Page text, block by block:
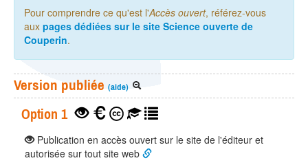
Pour comprendre ce qu'est l'Accès ouvert, référez-vous
aux pages dédiées sur le site Science ouverte de
Couperin.
Version publiée (aide)
Option 1
Publication en accès ouvert sur le site de l'éditeur et
autorisée sur tout site web